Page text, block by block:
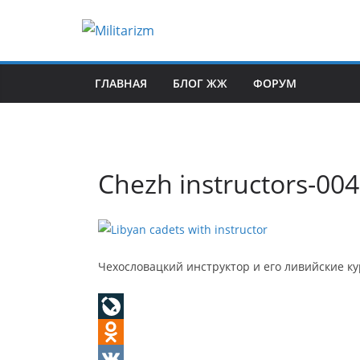
ГЛАВНАЯ БЛОГ ЖЖ ФОРУМ
Chezh instructors-004
Чехословацкий инструктор и его ливийские